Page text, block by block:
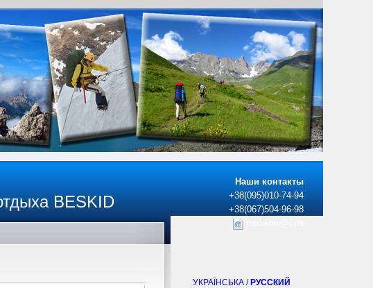
BESKID
Наши контакты
+38(095)010-74-94
+38(067)504-96-98
УКРАЇНСЬКА / РУССКИЙ